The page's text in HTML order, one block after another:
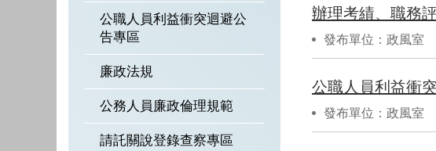
公職人員利益衝突迴避公
告專區
廉政法規
公務人員廉政倫理規範
請託關說登錄查察專區
辦理考績、職務
發布單位：政風室
公職人員利益衝
發布單位：政風室